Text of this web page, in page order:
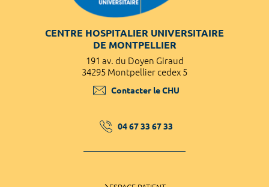
CENTRE HOSPITALIER UNIVERSITAIRE
DE MONTPELLIER
191 av. du Doyen Giraud
34295 Montpellier cedex 5
Contacter le CHU
04 67 33 67 33